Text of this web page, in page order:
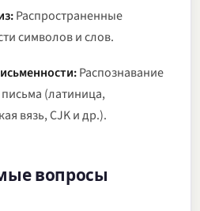
Распространенные
символов и слов.
Распознавание
(латиница,
вязь, CJK и др.).
вопросы